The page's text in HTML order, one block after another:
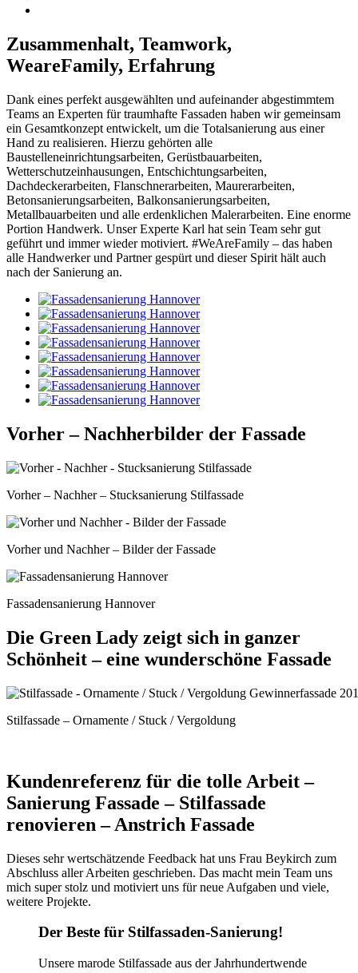
Zusammenhalt, Teamwork,
WeareFamily, Erfahrung
Dank eines perfekt ausgewählten und aufeinander abgestimmtem
Teams an Experten für traumhafte Fassaden haben wir gemeinsam
ein Gesamtkonzept entwickelt, um die Totalsanierung aus einer
Hand zu realisieren. Hierzu gehörten alle
Baustelleneinrichtungsarbeiten, Gerüstbauarbeiten,
Wetterschutzeinhausungen, Entschichtungsarbeiten,
Dachdeckerarbeiten, Flanschnerarbeiten, Maurerarbeiten,
Betonsanierungsarbeiten, Balkonsanierungsarbeiten,
Metallbauarbeiten und alle erdenklichen Malerarbeiten. Eine enorme
Portion Handwerk. Unser Experte Karl hat sein Team sehr gut
geführt und immer wieder motiviert. #WeAreFamily – das haben
alle Handwerker und Partner gespürt und dieser Spirit hält auch
nach der Sanierung an.
Vorher – Nachherbilder der Fassade
Vorher – Nachher – Stucksanierung Stilfassade
Vorher und Nachher – Bilder der Fassade
Fassadensanierung Hannover
Die Green Lady zeigt sich in ganzer
Schönheit – eine wunderschöne Fassade
Stilfassade – Ornamente / Stuck / Vergoldung
Kundenreferenz für die tolle Arbeit –
Sanierung Fassade – Stilfassade
renovieren – Anstrich Fassade
Dieses sehr wertschätzende Feedback hat uns Frau Beykirch zum
Abschluss aller Arbeiten geschrieben. Das macht mein Team uns
mich super stolz und motiviert uns für neue Aufgaben und viele,
weitere Projekte.
Der Beste für Stilfassaden-Sanierung!
Unsere marode Stilfassade aus der Jahrhundertwende